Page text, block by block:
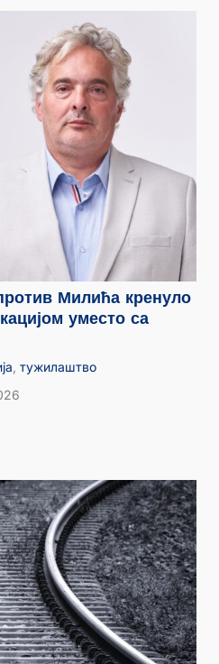
Милића кренуло
уместо са
тужилаштво